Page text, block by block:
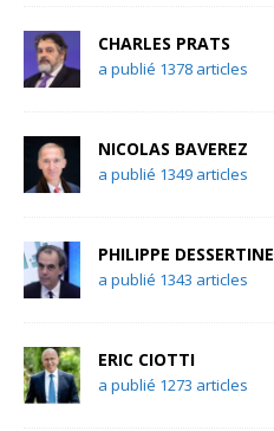
CHARLES PRATS
a publié 1378 articles
NICOLAS BAVEREZ
a publié 1349 articles
PHILIPPE DESSERTINE
a publié 1343 articles
ERIC CIOTTI
a publié 1273 articles